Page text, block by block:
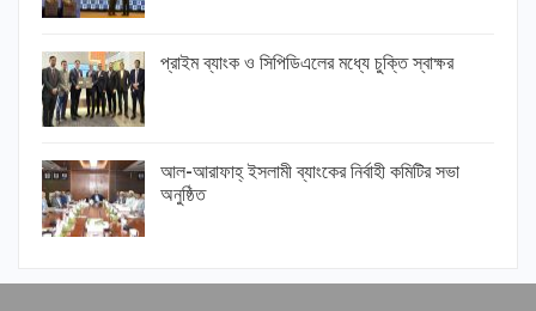
প্রাইম ব্যাংক ও সিপিডিএলের মধ্যে চুক্তি স্বাক্ষর
আল-আরাফাহ্ ইসলামী ব্যাংকের নির্বাহী কমিটির সভা
অনুষ্ঠিত